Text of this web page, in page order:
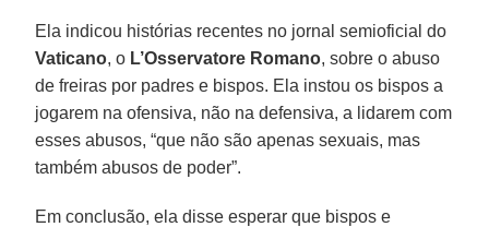
Ela indicou histórias recentes no jornal semioficial do
Vaticano, o L’Osservatore Romano, sobre o abuso
de freiras por padres e bispos. Ela instou os bispos a
jogarem na ofensiva, não na defensiva, a lidarem com
esses abusos, “que não são apenas sexuais, mas
também abusos de poder”.
Em conclusão, ela disse esperar que bispos e